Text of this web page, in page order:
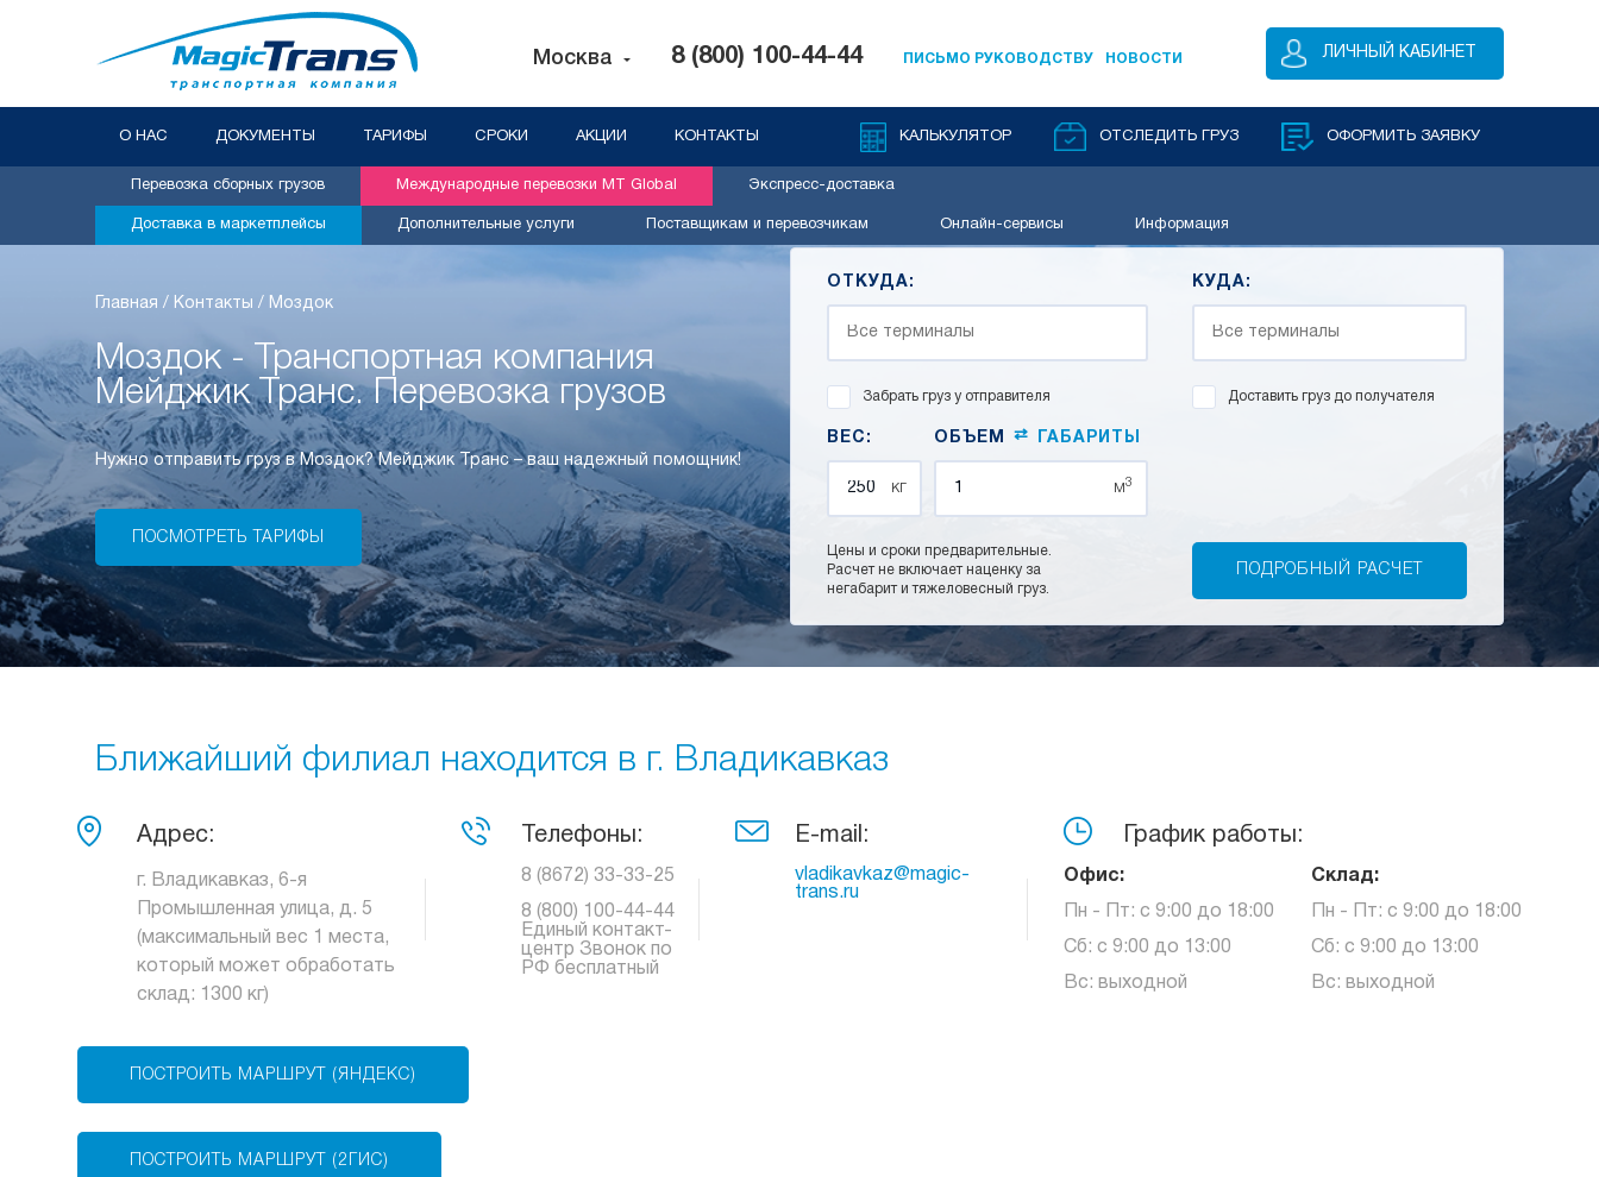
Москва 8 (800) 100-44-44 ПИСЬМО РУКОВОДСТВУ НОВОСТИ ЛИЧНЫЙ КАБИНЕТ
О НАС ДОКУМЕНТЫ ТАРИФЫ СРОКИ АКЦИИ КОНТАКТЫ КАЛЬКУЛЯТОР ОТСЛЕДИТЬ ГРУЗ ОФОРМИТЬ ЗАЯВКУ
Перевозка сборных грузов Международные перевозки MT Global Экспресс-доставка
Доставка в маркетплейсы Дополнительные услуги Поставщикам и перевозчикам Онлайн-сервисы Информация
Главная / Контакты / Моздок
Моздок - Транспортная компания
Мейджик Транс. Перевозка грузов
Нужно отправить груз в Моздок? Мейджик Транс – ваш надежный помощник!
ПОСМОТРЕТЬ ТАРИФЫ
ОТКУДА:
Забрать груз у отправителя
КУДА:
Доставить груз до получателя
ВЕС:
кг
ОБЪЕМ ⇄ ГАБАРИТЫ
м3
Цены и сроки предварительные.
Расчет не включает наценку за
негабарит и тяжеловесный груз.
Ближайший филиал находится в г. Владикавказ
Адрес:
г. Владикавказ, 6-я
Промышленная улица, д. 5
(максимальный вес 1 места,
который может обработать
склад: 1300 кг)
Телефоны:
8 (8672) 33-33-25
8 (800) 100-44-44
Единый контакт-
центр Звонок по
РФ бесплатный
E-mail:
vladikavkaz@magic-
trans.ru
График работы:
Офис:
Пн - Пт: с 9:00 до 18:00
Сб: с 9:00 до 13:00
Вс: выходной
Склад:
Пн - Пт: с 9:00 до 18:00
Сб: с 9:00 до 13:00
Вс: выходной
ПОСТРОИТЬ МАРШРУТ (ЯНДЕКС)
ПОСТРОИТЬ МАРШРУТ (2ГИС)